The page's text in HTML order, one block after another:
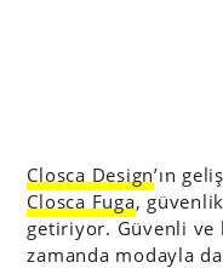
Closca Design’ın
Closca Fuga,
getiriyor. Güvenli ve
zamanda modayla